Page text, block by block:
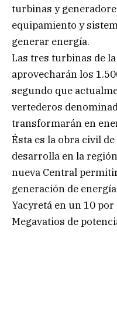
turbinas y
equipamiento y
generar energía.
Las tres turbinas de
aprovecharán los
segundo que
vertederos
transformarán en
Ésta es la obra civil
desarrolla en la
nueva Central
generación de
Yacyretá en un 10
Megavatios de